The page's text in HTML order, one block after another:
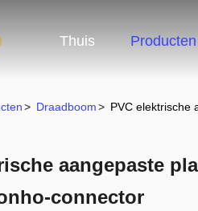
Thuis Producten
> Draadboom> PVC elektrische
aangepaste
connector